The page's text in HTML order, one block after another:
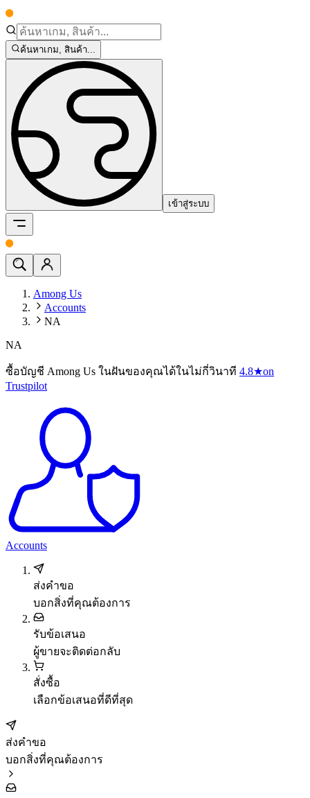
ค้นหาเกม, สินค้า...
เข้าสู่ระบบ
Among Us
Accounts
NA
NA
ซื้อบัญชี Among Us ในฝันของคุณได้ในไม่กี่วินาที 4.8★on
Trustpilot
Accounts
ส่งคำขอ
บอกสิ่งที่คุณต้องการ
รับข้อเสนอ
ผู้ขายจะติดต่อกลับ
สั่งซื้อ
เลือกข้อเสนอที่ดีที่สุด
ส่งคำขอ
บอกสิ่งที่คุณต้องการ